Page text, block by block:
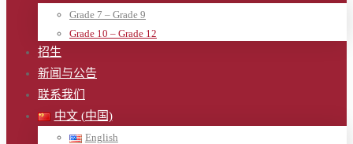
Grade 7 – Grade 9
Grade 10 – Grade 12
招生
新闻与公告
联系我们
中文 (中国)
English